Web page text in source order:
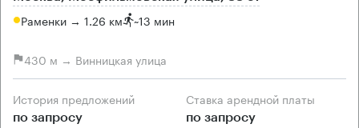
Раменки → 1.26 км ~13 мин
430 м → Винницкая улица
История предложений
по запросу
Ставка арендной платы
по запросу